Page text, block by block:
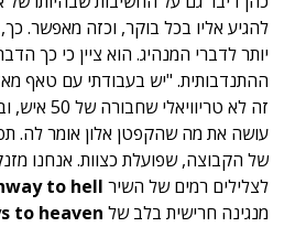
להגיע אליו בכל בוקר, וכזה מאפשר. כך,
יותר לדברי המנהיג. הוא ציין כי כך
ההתנדבותית. "יש בעבודתי עם טאף
זה לא
עושה את מה שהקפטן אלון אומר לה.
של הקבוצה, שפועלת כצוות. אנחנו
לצלילים רמים של השיר to hell
מנגינה חרישית בלב של to heaven